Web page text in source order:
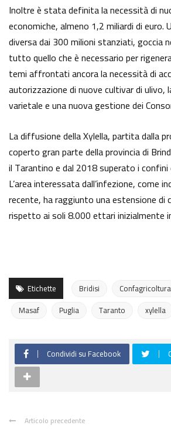
Inoltre è stata definita la necessità di
economiche, almeno 1,2 miliardi di euro.
diversa dai 300 milioni stanziati, goccia
tutto quello che è necessario per
temi affrontati ancora la necessità di
autorizzazione di nuove cultivar di ulivo,
varietale e una nuova gestione dei
La diffusione della Xylella, partita dalla
coperto gran parte della provincia di
il Tarantino e dal 2018 superato i confini
L’area interessata dall’infezione, come
recente, ha raggiunto una estensione di
rispetto ai soli 8.000 ettari inizialmente
Etichette Bridisi Confagricoltura
Masaf
Puglia Taranto xylella
Condividi su Facebook
Articolo precedente